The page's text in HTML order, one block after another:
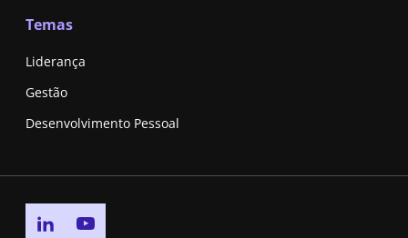
Temas
Liderança
Gestão
Desenvolvimento Pessoal